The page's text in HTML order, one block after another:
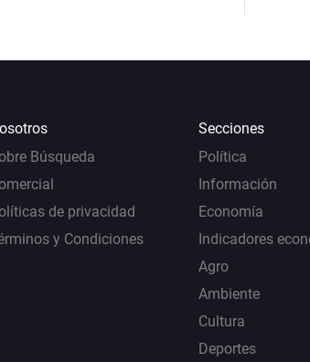
Búsqueda
de privacidad
y Condiciones
Secciones
Política
Información
Economía
Indicadores
Agro
Ambiente
Cultura
Deportes